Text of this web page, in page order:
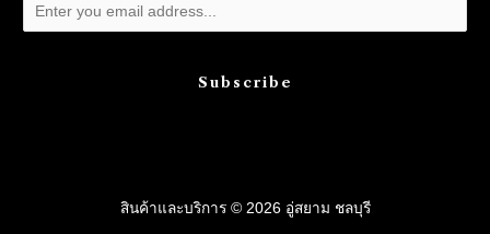
Subscribe
สินค้าและบริการ © 2026 อู่สยาม ชลบุรี